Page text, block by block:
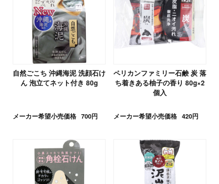
自然ごこち 沖縄海泥 洗顔石け
ん 泡立てネット付き 80g
メーカー希望小売価格 700円
ペリカンファミリー石鹸 炭 落
ち着きある柚子の香り 80g×2
個入
メーカー希望小売価格 420円